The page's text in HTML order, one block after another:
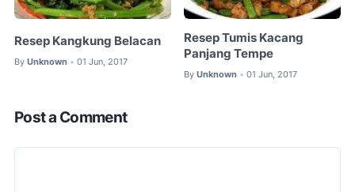
Resep Kangkung Belacan
By Unknown • 01 Jun, 2017
Resep Tumis Kacang
Panjang Tempe
By Unknown • 01 Jun, 2017
Post a Comment